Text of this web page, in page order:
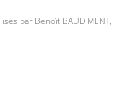
par Benoît BAUDIMENT,